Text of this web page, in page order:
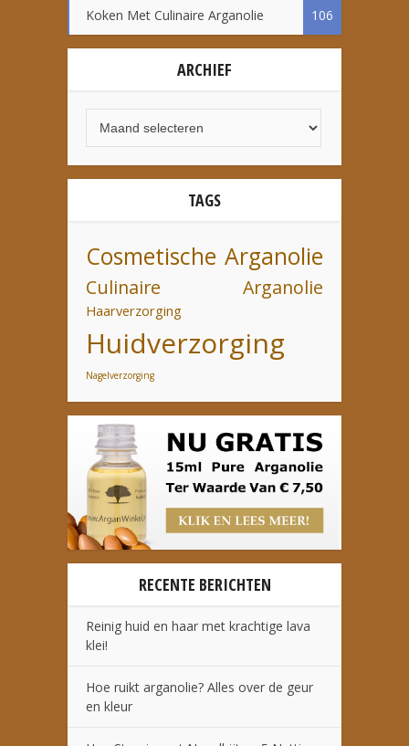
Koken Met Culinaire Arganolie 106
ARCHIEF
TAGS
Cosmetische Arganolie
Culinaire Arganolie
Haarverzorging
Huidverzorging
Nagelverzorging
RECENTE BERICHTEN
Reinig huid en haar met krachtige lava
klei!
Hoe ruikt arganolie? Alles over de geur
en kleur